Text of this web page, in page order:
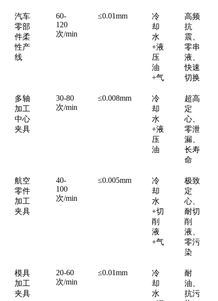
汽车
零部
件柔
性产
线
60-
120
次/min
≤0.01mm
冷
却
水
+液
压
油
+气
高频
抗
震、
零串
液、
快速
切换
多轴
加工
中心
夹具
30-80
次/min
≤0.008mm
冷
却
水
+液
压
油
超高
定
心、
零泄
漏、
长寿
命
航空
零件
加工
夹具
40-
100
次/min
≤0.005mm
冷
却
水
+切
削
液
+气
极致
定
心、
耐切
削
液、
零污
染
模具
加工
夹具
20-60
次/min
≤0.01mm
冷
却
水
耐
油、
抗污